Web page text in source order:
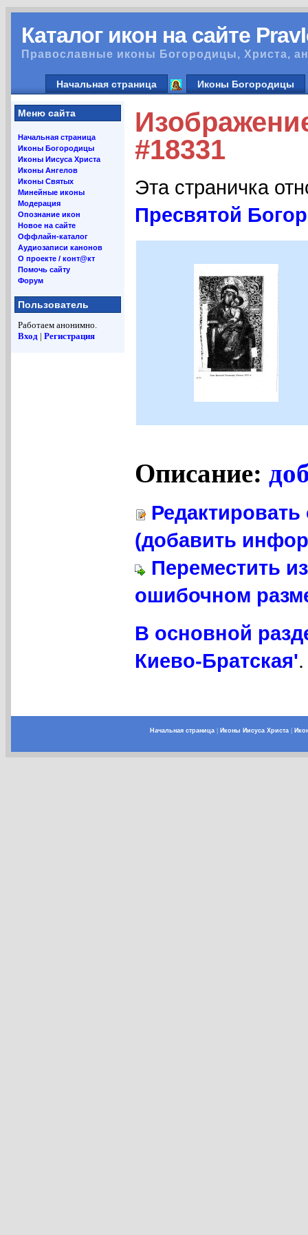
Каталог икон на сайте
Православные иконы Богородицы, Христа,
Начальная страница Иконы Богородицы
Меню сайта
Начальная страница
Иконы Богородицы
Иконы Иисуса Христа
Иконы Ангелов
Иконы Святых
Минейные иконы
Модерация
Опознание икон
Новое на сайте
Оффлайн-каталог
Аудиозаписи канонов
О проекте / конт@кт
Помочь сайту
Форум
Пользователь
Работаем анонимно.
Вход | Регистрация
#18331
Эта страничка
Пресвятой
Описание:
(добавить
Переместить
ошибочном
В основной
Киево-Братская'.
Начальная страница| Иконы Иисуса Христа|